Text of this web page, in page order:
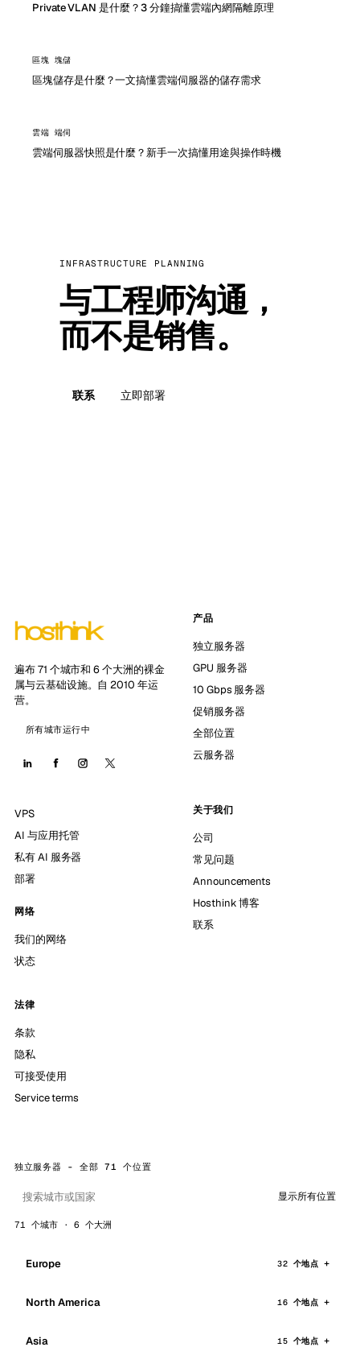
Private VLAN 是什麼？3 分鐘搞懂雲端內網隔離原理
區塊 塊儲
區塊儲存是什麼？一文搞懂雲端伺服器的儲存需求
雲端 端伺
雲端伺服器快照是什麼？新手一次搞懂用途與操作時機
INFRASTRUCTURE PLANNING
与工程师沟通，
而不是销售。
联系 立即部署
遍布 71 个城市和 6 个大洲的裸金
属与云基础设施。自 2010 年运
营。
所有城市运行中
产品
独立服务器
GPU 服务器
10 Gbps 服务器
促销服务器
全部位置
云服务器
VPS
AI 与应用托管
私有 AI 服务器
部署
网络
我们的网络
状态
关于我们
公司
常见问题
Announcements
Hosthink 博客
联系
法律
条款
隐私
可接受使用
Service terms
独立服务器 - 全部 71 个位置
显示所有位置
71 个城市 · 6 个大洲
Europe 32 个地点
North America 16 个地点
Asia 15 个地点